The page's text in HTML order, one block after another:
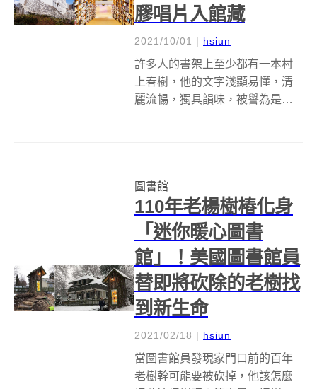
膠唱片入館藏
2021/10/01 | hsiun
許多人的書架上至少都有一本村
上春樹，他的文字淺顯易懂，清
麗流暢，獨具韻味，被譽為是日
（早稲田大学国際文学館），改
建...
圖書館
110年老楊樹樁化身
「迷你暖心圖書
館」！美國圖書館員
替即將砍除的老樹找
到新生命
2021/02/18 | hsiun
當圖書館員發現家門口前的百年
老樹幹可能要被砍掉，他該怎麼